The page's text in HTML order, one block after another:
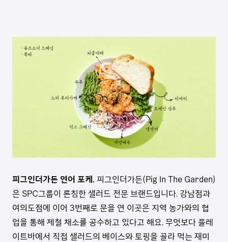
피그인더가든 연어 포케. 피그인더가든(Pig In The Garden)
은 SPC그룹이 론칭한 샐러드 전문 브랜드입니다. 강남점과
여의도점에 이어 3번째로 문을 연 이곳은 지역 농가와의 협
업을 통해 제철 채소를 공수하고 있다고 해요. 무엇보다 플레
이트바에서 직접 샐러드의 베이스와 토핑을 골라 먹는 재미